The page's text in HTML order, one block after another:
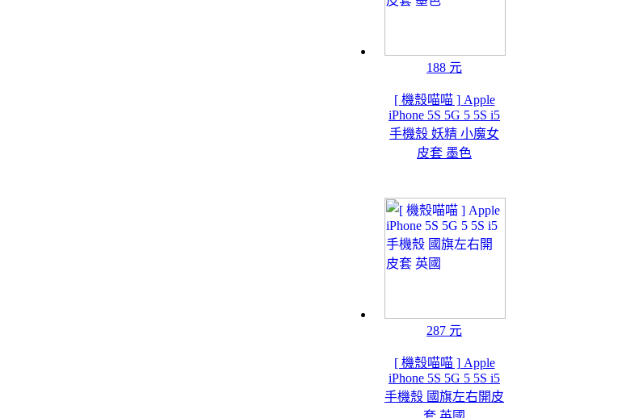
188 元
[ 機殼喵喵 ] Apple
iPhone 5S 5G 5 5S i5
手機殼 妖精 小魔女
皮套 墨色
287 元
[ 機殼喵喵 ] Apple
iPhone 5S 5G 5 5S i5
手機殼 國旗左右開皮